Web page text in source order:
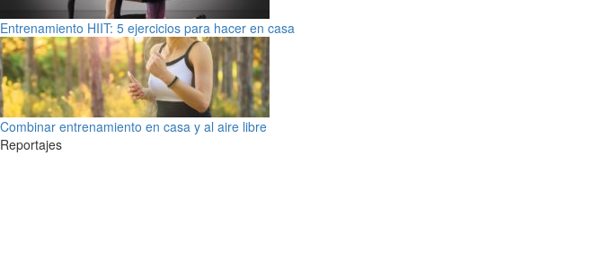
Entrenamiento HIIT: 5 ejercicios para hacer en casa
Combinar entrenamiento en casa y al aire libre
Reportajes